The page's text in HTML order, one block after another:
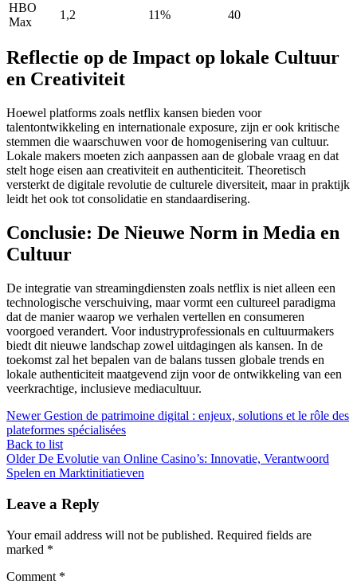
HBO
Max
1,2 11% 40
Reflectie op de Impact op lokale Cultuur
en Creativiteit
Hoewel platforms zoals netflix kansen bieden voor
talentontwikkeling en internationale exposure, zijn er ook kritische
stemmen die waarschuwen voor de homogenisering van cultuur.
Lokale makers moeten zich aanpassen aan de globale vraag en dat
stelt hoge eisen aan creativiteit en authenticiteit. Theoretisch
versterkt de digitale revolutie de culturele diversiteit, maar in praktijk
leidt het ook tot consolidatie en standaardisering.
Conclusie: De Nieuwe Norm in Media en
Cultuur
De integratie van streamingdiensten zoals netflix is niet alleen een
technologische verschuiving, maar vormt een cultureel paradigma
dat de manier waarop we verhalen vertellen en consumeren
voorgoed verandert. Voor industryprofessionals en cultuurmakers
biedt dit nieuwe landschap zowel uitdagingen als kansen. In de
toekomst zal het bepalen van de balans tussen globale trends en
lokale authenticiteit maatgevend zijn voor de ontwikkeling van een
veerkrachtige, inclusieve mediacultuur.
Newer Gestion de patrimoine digital : enjeux, solutions et le rôle des
plateformes spécialisées
Back to list
Older De Evolutie van Online Casino’s: Innovatie, Verantwoord
Spelen en Marktinitiatieven
Leave a Reply
Your email address will not be published. Required fields are
marked *
Comment *